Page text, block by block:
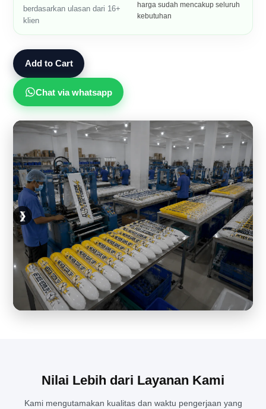
berdasarkan ulasan dari 16+
klien
harga sudah mencakup seluruh
kebutuhan
Add to Cart
Chat via whatsapp
❮
❯
Nilai Lebih dari Layanan Kami
Kami mengutamakan kualitas dan waktu pengerjaan yang